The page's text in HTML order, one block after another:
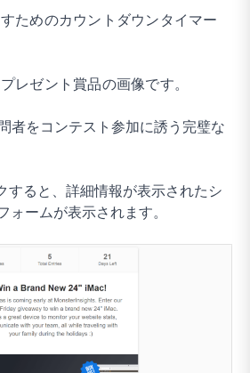
ためのカウントダウンタイマー
レゼント賞品の画像です。
者をコンテスト参加に誘う完璧な
すると、詳細情報が表示されたシ
ォームが表示されます。